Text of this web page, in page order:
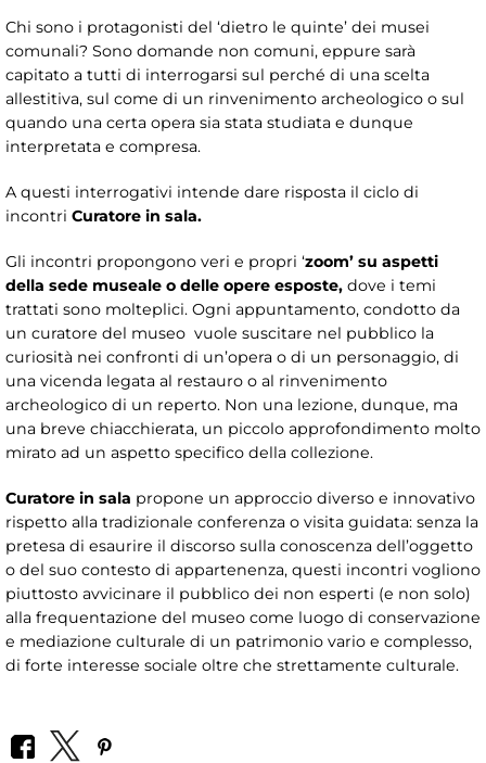
Chi sono i protagonisti del ‘dietro le quinte’ dei musei
comunali? Sono domande non comuni, eppure sarà
capitato a tutti di interrogarsi sul perché di una scelta
allestitiva, sul come di un rinvenimento archeologico o sul
quando una certa opera sia stata studiata e dunque
interpretata e compresa.
A questi interrogativi intende dare risposta il ciclo di
incontri Curatore in sala.
Gli incontri propongono veri e propri ‘zoom’ su aspetti
della sede museale o delle opere esposte, dove i temi
trattati sono molteplici. Ogni appuntamento, condotto da
un curatore del museo vuole suscitare nel pubblico la
curiosità nei confronti di un’opera o di un personaggio, di
una vicenda legata al restauro o al rinvenimento
archeologico di un reperto. Non una lezione, dunque, ma
una breve chiacchierata, un piccolo approfondimento molto
mirato ad un aspetto specifico della collezione.
Curatore in sala propone un approccio diverso e innovativo
rispetto alla tradizionale conferenza o visita guidata: senza la
pretesa di esaurire il discorso sulla conoscenza dell’oggetto
o del suo contesto di appartenenza, questi incontri vogliono
piuttosto avvicinare il pubblico dei non esperti (e non solo)
alla frequentazione del museo come luogo di conservazione
e mediazione culturale di un patrimonio vario e complesso,
di forte interesse sociale oltre che strettamente culturale.